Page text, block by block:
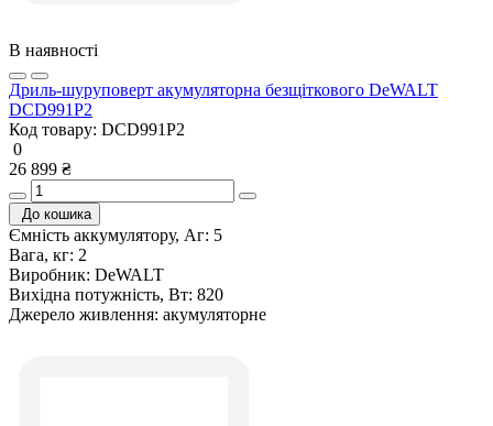
В наявності
Дриль-шуруповерт акумуляторна безщіткового DeWALT
DCD991P2
Код товару: DCD991P2
0
26 899 ₴
До кошика
Ємність аккумулятору, Аг: 5
Вага, кг: 2
Виробник: DeWALT
Вихідна потужність, Вт: 820
Джерело живлення: акумуляторне